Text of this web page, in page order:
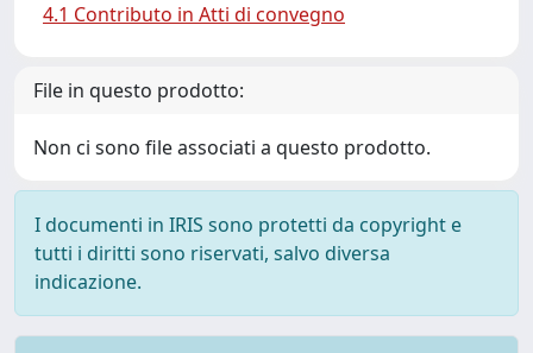
4.1 Contributo in Atti di convegno
File in questo prodotto:
Non ci sono file associati a questo prodotto.
I documenti in IRIS sono protetti da copyright e
tutti i diritti sono riservati, salvo diversa
indicazione.